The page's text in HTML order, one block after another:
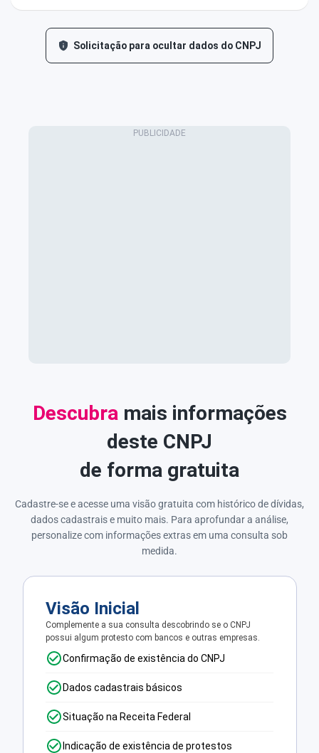
Solicitação para ocultar dados do CNPJ
Descubra mais informações
deste CNPJ
de forma gratuita
Cadastre-se e acesse uma visão gratuita com histórico de dívidas,
dados cadastrais e muito mais. Para aprofundar a análise,
personalize com informações extras em uma consulta sob
medida.
Visão Inicial
Complemente a sua consulta descobrindo se o CNPJ
possui algum protesto com bancos e outras empresas.
Confirmação de existência do CNPJ
Dados cadastrais básicos
Situação na Receita Federal
Indicação de existência de protestos